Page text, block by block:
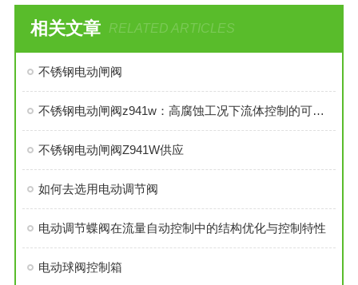
相关文章 RELATED ARTICLES
不锈钢电动闸阀
不锈钢电动闸阀z941w：高腐蚀工况下流体控制的可靠卫士
不锈钢电动闸阀Z941W供应
如何去选用电动调节阀
电动调节蝶阀在流量自动控制中的结构优化与控制特性
电动球阀控制箱